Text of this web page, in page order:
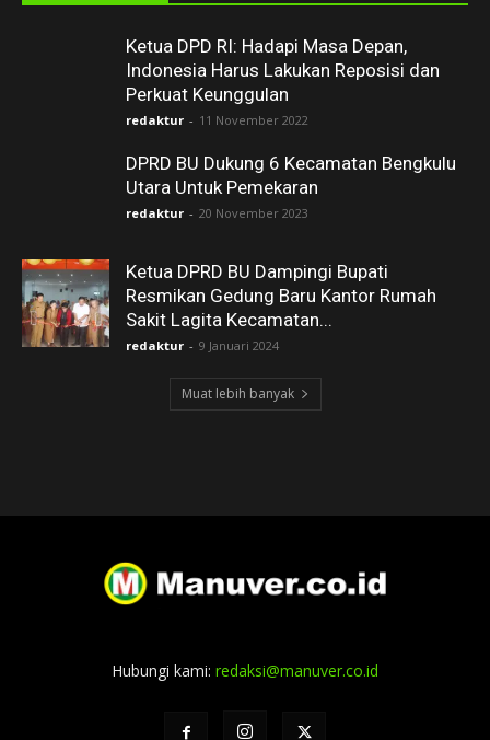
Ketua DPD RI: Hadapi Masa Depan,
Indonesia Harus Lakukan Reposisi dan
Perkuat Keunggulan
redaktur - 11 November 2022
DPRD BU Dukung 6 Kecamatan Bengkulu
Utara Untuk Pemekaran
redaktur - 20 November 2023
Ketua DPRD BU Dampingi Bupati
Resmikan Gedung Baru Kantor Rumah
Sakit Lagita Kecamatan...
redaktur - 9 Januari 2024
Muat lebih banyak
Hubungi kami: redaksi@manuver.co.id